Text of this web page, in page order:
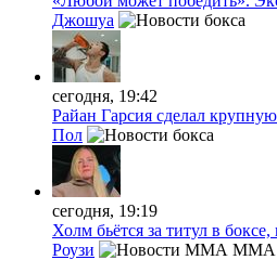
Джошуа
сегодня, 19:42
Райан Гарсия сделал
Пол
сегодня, 19:19
Холм бьётся за титул в
Роузи
MMA